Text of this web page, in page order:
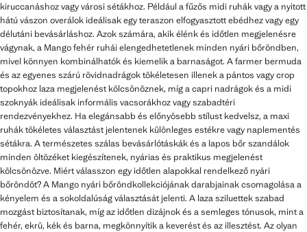
kiruccanáshoz vagy városi sétákhoz. Például a fűzős midi ruhák vagy a nyitott
hátú vászon overálok ideálisak egy teraszon elfogyasztott ebédhez vagy egy
délutáni bevásárláshoz. Azok számára, akik élénk és időtlen megjelenésre
vágynak, a Mango fehér ruhái elengedhetetlenek minden nyári bőröndben,
mivel könnyen kombinálhatók és kiemelik a barnaságot. A farmer bermuda
és az egyenes szárú rövidnadrágok tökéletesen illenek a pántos vagy crop
topokhoz laza megjelenést kölcsönöznek, míg a capri nadrágok és a midi
szoknyák ideálisak informális vacsorákhoz vagy szabadtéri
rendezvényekhez. Ha elegánsabb és előnyösebb stílust kedvelsz, a maxi
ruhák tökéletes választást jelentenek különleges estékre vagy naplementés
sétákra. A természetes szálas bevásárlótáskák és a lapos bőr szandálok
minden öltözéket kiegészítenek, nyárias és praktikus megjelenést
kölcsönözve. Miért válasszon egy időtlen alapokkal rendelkező nyári
bőröndöt? A Mango nyári bőröndkollekciójának darabjainak csomagolása a
kényelem és a sokoldalúság választását jelenti. A laza sziluettek szabad
mozgást biztosítanak, míg az időtlen dizájnok és a semleges tónusok, mint a
fehér, ekrü, kék és barna, megkönnyítik a keverést és az illesztést. Az olyan